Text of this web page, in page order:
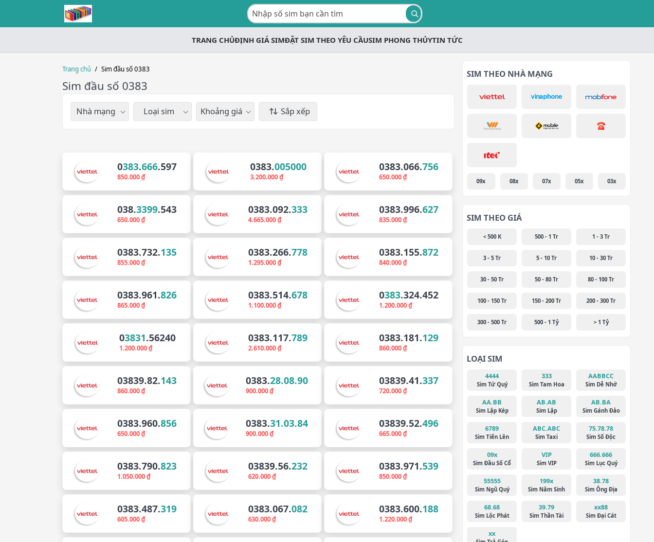
TRANG CHỦĐỊNH GIÁ SIMĐẶT SIM THEO YÊU CẦUSIM PHONG THỦYTIN TỨC
Trang chủ / Sim đầu số 0383
Sim đầu số 0383
Nhà mạng Loại sim Khoảng giá Sắp xếp
0383.666.597
850.000 ₫
0383.005000
3.200.000 ₫
0383.066.756
650.000 ₫
038.3399.543
650.000 ₫
0383.092.333
4.665.000 ₫
0383.996.627
835.000 ₫
0383.732.135
855.000 ₫
0383.266.778
1.295.000 ₫
0383.155.872
840.000 ₫
0383.961.826
865.000 ₫
0383.514.678
1.100.000 ₫
0383.324.452
1.200.000 ₫
03831.56240
1.200.000 ₫
0383.117.789
2.610.000 ₫
0383.181.129
860.000 ₫
03839.82.143
860.000 ₫
0383.28.08.90
900.000 ₫
03839.41.337
720.000 ₫
0383.960.856
650.000 ₫
0383.31.03.84
900.000 ₫
03839.52.496
665.000 ₫
0383.790.823
1.050.000 ₫
03839.56.232
620.000 ₫
0383.971.539
850.000 ₫
0383.487.319
605.000 ₫
0383.067.082
630.000 ₫
0383.600.188
1.220.000 ₫
SIM THEO NHÀ MẠNG
09x 08x 07x 05x 03x
SIM THEO GIÁ
< 500 K 500 - 1 Tr 1 - 3 Tr
3 - 5 Tr 5 - 10 Tr 10 - 30 Tr
30 - 50 Tr 50 - 80 Tr 80 - 100 Tr
100 - 150 Tr 150 - 200 Tr 200 - 300 Tr
300 - 500 Tr 500 - 1 Tỷ > 1 Tỷ
LOẠI SIM
4444
Sim Tứ Quý
333
Sim Tam Hoa
AABBCC
Sim Dễ Nhớ
AA.BB
Sim Lặp Kép
AB.AB
Sim Lặp
AB.BA
Sim Gánh Đảo
6789
Sim Tiến Lên
ABC.ABC
Sim Taxi
75.78.78
Sim Số Độc
09x
Sim Đầu Số Cổ
VIP
Sim VIP
666.666
Sim Lục Quý
55555
Sim Ngũ Quý
199x
Sim Năm Sinh
38.78
Sim Ông Địa
68.68
Sim Lộc Phát
39.79
Sim Thần Tài
xx88
Sim Đại Cát
xx